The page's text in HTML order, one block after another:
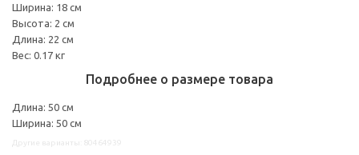
Ширина: 18 см
Высота: 2 см
Длина: 22 см
Вес: 0.17 кг
Подробнее о размере товара
Длина: 50 см
Ширина: 50 см